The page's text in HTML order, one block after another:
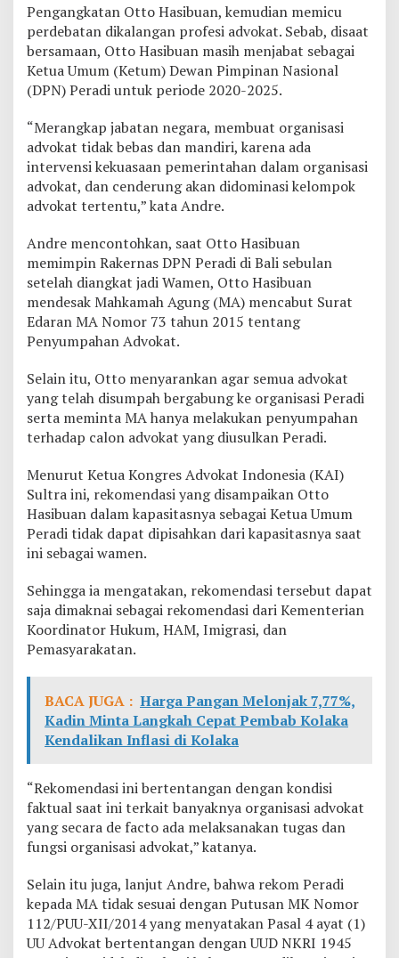
Pengangkatan Otto Hasibuan, kemudian memicu
perdebatan dikalangan profesi advokat. Sebab, disaat
bersamaan, Otto Hasibuan masih menjabat sebagai
Ketua Umum (Ketum) Dewan Pimpinan Nasional
(DPN) Peradi untuk periode 2020-2025.
“Merangkap jabatan negara, membuat organisasi
advokat tidak bebas dan mandiri, karena ada
intervensi kekuasaan pemerintahan dalam organisasi
advokat, dan cenderung akan didominasi kelompok
advokat tertentu,” kata Andre.
Andre mencontohkan, saat Otto Hasibuan
memimpin Rakernas DPN Peradi di Bali sebulan
setelah diangkat jadi Wamen, Otto Hasibuan
mendesak Mahkamah Agung (MA) mencabut Surat
Edaran MA Nomor 73 tahun 2015 tentang
Penyumpahan Advokat.
Selain itu, Otto menyarankan agar semua advokat
yang telah disumpah bergabung ke organisasi Peradi
serta meminta MA hanya melakukan penyumpahan
terhadap calon advokat yang diusulkan Peradi.
Menurut Ketua Kongres Advokat Indonesia (KAI)
Sultra ini, rekomendasi yang disampaikan Otto
Hasibuan dalam kapasitasnya sebagai Ketua Umum
Peradi tidak dapat dipisahkan dari kapasitasnya saat
ini sebagai wamen.
Sehingga ia mengatakan, rekomendasi tersebut dapat
saja dimaknai sebagai rekomendasi dari Kementerian
Koordinator Hukum, HAM, Imigrasi, dan
Pemasyarakatan.
BACA JUGA : Harga Pangan Melonjak 7,77%,
Kadin Minta Langkah Cepat Pembab Kolaka
Kendalikan Inflasi di Kolaka
“Rekomendasi ini bertentangan dengan kondisi
faktual saat ini terkait banyaknya organisasi advokat
yang secara de facto ada melaksanakan tugas dan
fungsi organisasi advokat,” katanya.
Selain itu juga, lanjut Andre, bahwa rekom Peradi
kepada MA tidak sesuai dengan Putusan MK Nomor
112/PUU-XII/2014 yang menyatakan Pasal 4 ayat (1)
UU Advokat bertentangan dengan UUD NKRI 1945